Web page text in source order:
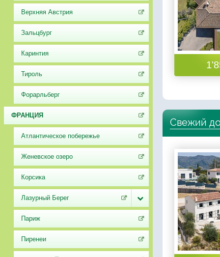
Верхняя Австрия
Зальцбург
Каринтия
Тироль
Форарльберг
ФРАНЦИЯ
Атлантическое побережье
Женевское озеро
Корсика
Лазурный Берег
Париж
Пиренеи
Свежий